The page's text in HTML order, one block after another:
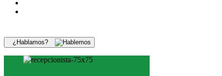
¿Hablamos?